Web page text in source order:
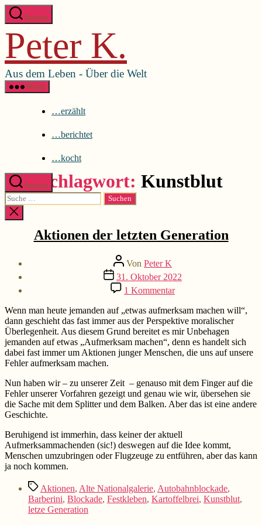
Direkt
zum
wechseln
Suchen
Peter K.
Aus dem Leben - Über die Welt
Menü
…erzählt
…berichtet
…kocht
Suchen
Suche
nach:
Suche
schließen
Menü schließen
…berichtet
…kocht
Schlagwort: Kunstblut
Aktionen der letzten Generation
Beitragsautor
Von Peter K
Beitragsdatum
31. Oktober 2022
1 Kommentarzu
Aktionen
der
letzten
Generation
Wenn man heute jemanden auf „etwas aufmerksam machen will“,
dann geschieht das fast immer aus der Perspektive moralischer
Überlegenheit. Aus diesem Grund bereitet es mir Unbehagen
jemanden auf etwas „Aufmerksam machen“, denn es handelt sich
dabei fast immer um Aktionen junger Menschen, die uns auf unsere
Fehler aufmerksam machen.
Nun haben wir – zu unserer Zeit – genauso mit dem Finger auf die
Fehler unserer Vorfahren gezeigt und genau wie wir, übersehen sie
die Sache mit dem Splitter und dem Balken. Aber das ist eine andere
Geschichte.
Beruhigend ist immerhin, dass keiner der aktuell
Aufmerksammachenden (sic!) deswegen auf die Idee kommt,
Menschen umzubringen oder Flugzeuge zu entführen, aber das kann
ja noch kommen.
Schlagwörter
Aktionen, Alte Nationalgalerie, Autobahnblockade,
Barberini, Blockade, Festkleben, Kartoffelbrei, Kunstblut,
letze Generation